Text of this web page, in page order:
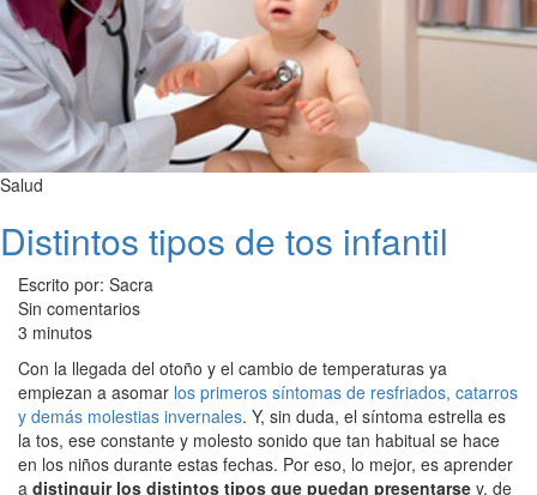
Salud
Distintos tipos de tos infantil
Escrito por: Sacra
Sin comentarios
3 minutos
Con la llegada del otoño y el cambio de temperaturas ya
empiezan a asomar los primeros síntomas de resfriados, catarros
y demás molestias invernales. Y, sin duda, el síntoma estrella es
la tos, ese constante y molesto sonido que tan habitual se hace
en los niños durante estas fechas. Por eso, lo mejor, es aprender
a distinguir los distintos tipos que puedan presentarse y, de